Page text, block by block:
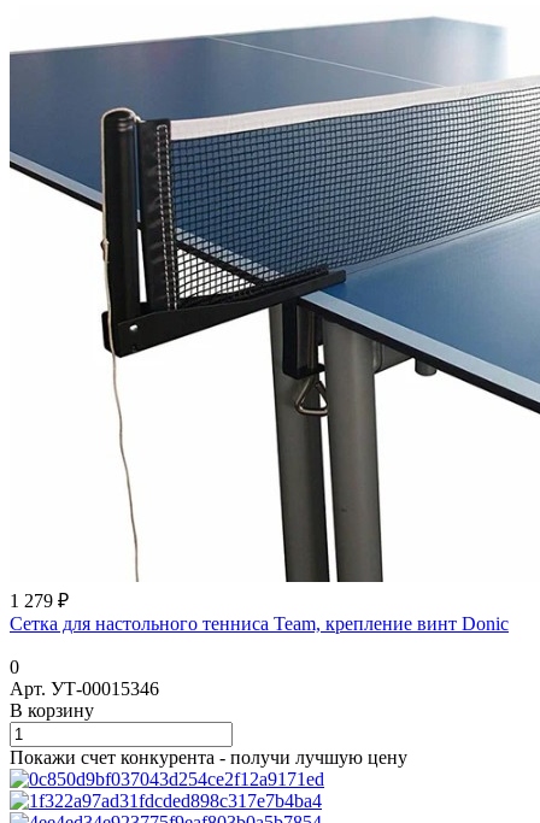
1 279 ₽
Сетка для настольного тенниса Team, крепление винт Donic
0
Арт. УТ-00015346
В корзину
Покажи счет конкурента - получи лучшую цену